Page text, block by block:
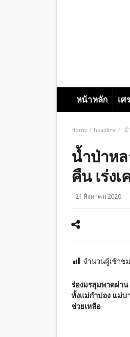
หน้าหลัก เศ
Home headline น้
น้ำป่าห
คืน เร่ง
- 21 สิงหาคม 2020
จำนวนผู้เช้าช
ร่องมรสุมพาดผ่า
ทั้งแม่กำปอง แม่บ
ช่วยเหลือ